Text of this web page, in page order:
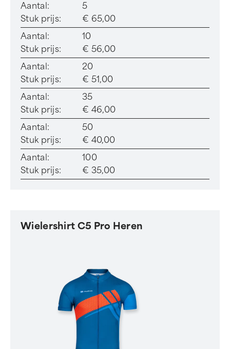
Aantal:
5
Stuk prijs:
€ 65,00
Aantal:
10
Stuk prijs:
€ 56,00
Aantal:
20
Stuk prijs:
€ 51,00
Aantal:
35
Stuk prijs:
€ 46,00
Aantal:
50
Stuk prijs:
€ 40,00
Aantal:
100
Stuk prijs:
€ 35,00
Wielershirt C5 Pro Heren